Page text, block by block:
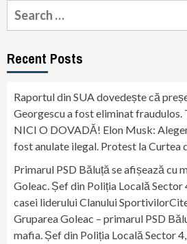
Search
for:
Recent Posts
Raportul din SUA dovedește că
Georgescu a fost eliminat
NICI O DOVADĂ! Elon Musk:
fost anulate ilegal. Protest la Curtea
Primarul PSD Băluță se afișează cu
Goleac. Șef din Poliția Locală Sector
casei liderului Clanului
Gruparea Goleac – primarul PSD
mafia. Șef din Poliția Locală Sector